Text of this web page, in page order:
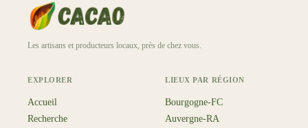
Les artisans et producteurs locaux, près de chez vous.
EXPLORER
Accueil
Recherche
LIEUX PAR RÉGION
Bourgogne-FC
Auvergne-RA